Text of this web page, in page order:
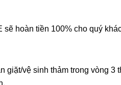
hoàn tiền 100% cho quý
vệ sinh thảm trong vòng